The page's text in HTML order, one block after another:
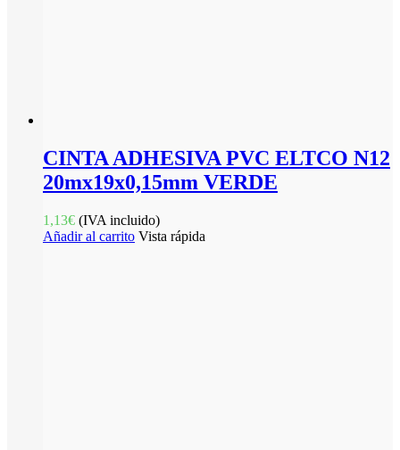
CINTA ADHESIVA PVC ELTCO N12
20mx19x0,15mm VERDE
1,13€ (IVA incluido)
Añadir al carrito Vista rápida